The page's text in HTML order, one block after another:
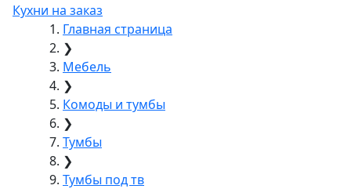
Кухни на заказ
Главная страница
❯
Мебель
❯
Комоды и тумбы
❯
Тумбы
❯
Тумбы под тв